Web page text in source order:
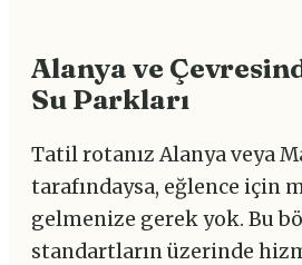
Alanya ve
Su Parkları
Tatil rotanız Alanya veya
tarafındaysa, eğlence için
gelmenize gerek yok. Bu
standartların üzerinde